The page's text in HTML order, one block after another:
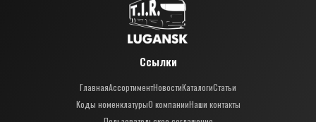
Ссылки
ГлавнаяАссортиментНовостиКаталогиСтатьи
Коды номенклатурыО компанииНаши контакты